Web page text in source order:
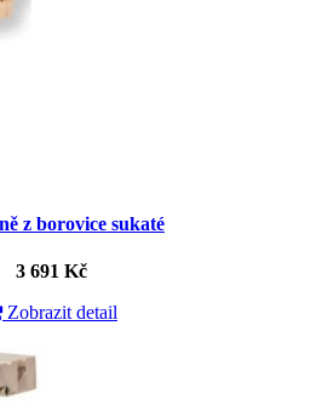
z borovice sukaté
3 691 Kč
Zobrazit detail